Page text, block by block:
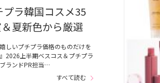
プラ韓国コスメ35
夏新色から厳選
しいプチプラ価格のものだけを
2026上半期ベスコス＆プチプラ
ランドPR担当…
すべて読む